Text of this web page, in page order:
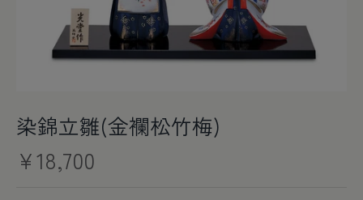
染錦立雛(金襴松竹梅)
¥18,700